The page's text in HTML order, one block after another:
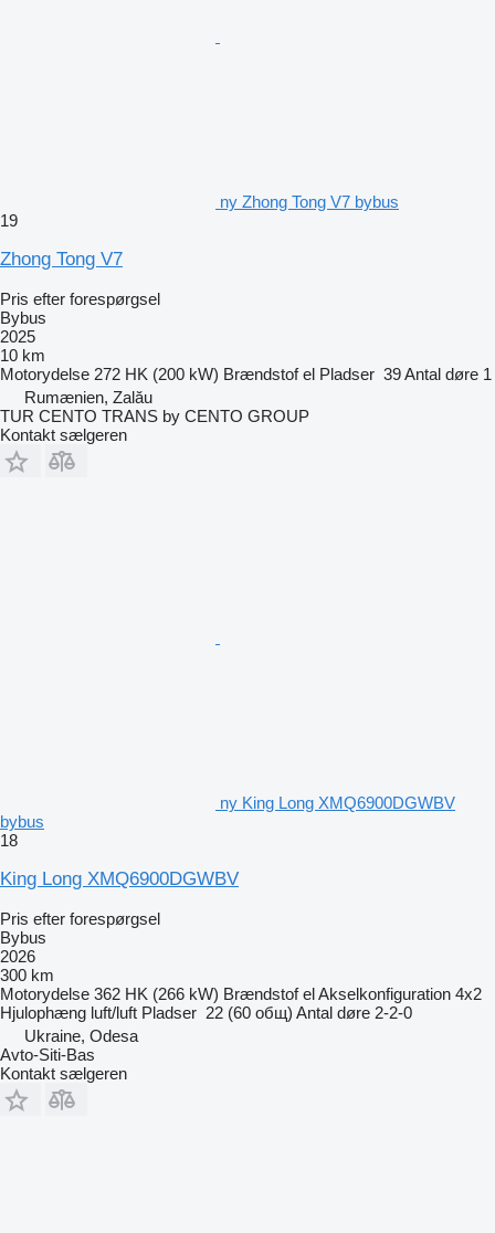
ny Zhong Tong V7 bybus
19
Zhong Tong V7
Pris efter forespørgsel
Bybus
2025
10 km
Motorydelse 272 HK (200 kW) Brændstof el Pladser 39Antal døre 1
Rumænien, Zalău
TUR CENTO TRANS by CENTO GROUP
Kontakt sælgeren
ny King Long XMQ6900DGWBV
bybus
18
King Long XMQ6900DGWBV
Pris efter forespørgsel
Bybus
2026
300 km
Motorydelse 362 HK (266 kW) Brændstof elAkselkonfiguration 4x2
Hjulophæng luft/luft Pladser 22 (60 общ) Antal døre 2-2-0
Ukraine, Odesa
Avto-Siti-Bas
Kontakt sælgeren